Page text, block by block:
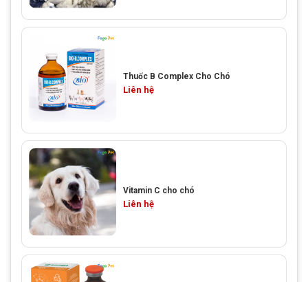
Thuốc B Complex Cho Chó
Liên hệ
Vitamin C cho chó
Liên hệ